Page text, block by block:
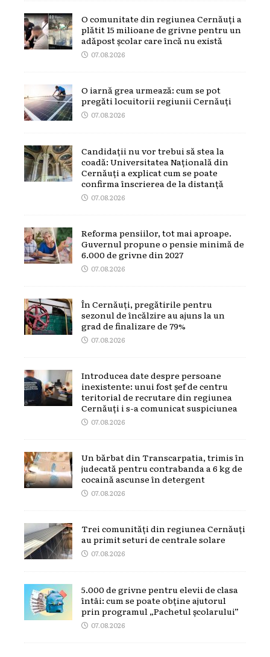
O comunitate din regiunea Cernăuți a
plătit 15 milioane de grivne pentru un
adăpost școlar care încă nu există
07.08.2026
O iarnă grea urmează: cum se pot
pregăti locuitorii regiunii Cernăuți
07.08.2026
Candidații nu vor trebui să stea la
coadă: Universitatea Națională din
Cernăuți a explicat cum se poate
confirma înscrierea de la distanță
07.08.2026
Reforma pensiilor, tot mai aproape.
Guvernul propune o pensie minimă de
6.000 de grivne din 2027
07.08.2026
În Cernăuți, pregătirile pentru
sezonul de încălzire au ajuns la un
grad de finalizare de 79%
07.08.2026
Introducea date despre persoane
inexistente: unui fost șef de centru
teritorial de recrutare din regiunea
Cernăuți i s-a comunicat suspiciunea
07.08.2026
Un bărbat din Transcarpatia, trimis în
judecată pentru contrabanda a 6 kg de
cocaină ascunse în detergent
07.08.2026
Trei comunități din regiunea Cernăuți
au primit seturi de centrale solare
07.08.2026
5.000 de grivne pentru elevii de clasa
întâi: cum se poate obține ajutorul
prin programul „Pachetul școlarului”
07.08.2026